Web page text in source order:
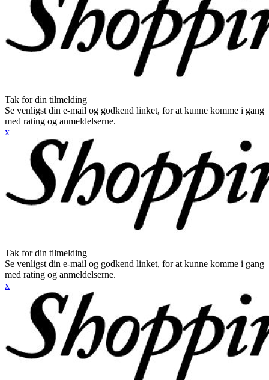
Tak for din tilmelding
Se venligst din e-mail og godkend linket, for at kunne komme i gang
med rating og anmeldelserne.
x
Tak for din tilmelding
Se venligst din e-mail og godkend linket, for at kunne komme i gang
med rating og anmeldelserne.
x